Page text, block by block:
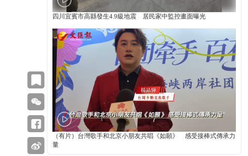
四川宜賓市高縣發生4.9級地震 居民家中監控畫面曝光
（有片）台灣歌手和北京小朋友共唱《如願》 感受接棒式傳承力
量